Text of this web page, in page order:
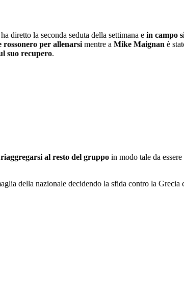
ha diretto la seconda seduta della settimana e in campo
per allenarsi mentre a Mike Maignan è
suo recupero.
al resto del gruppo in modo tale da
della nazionale decidendo la sfida contro la